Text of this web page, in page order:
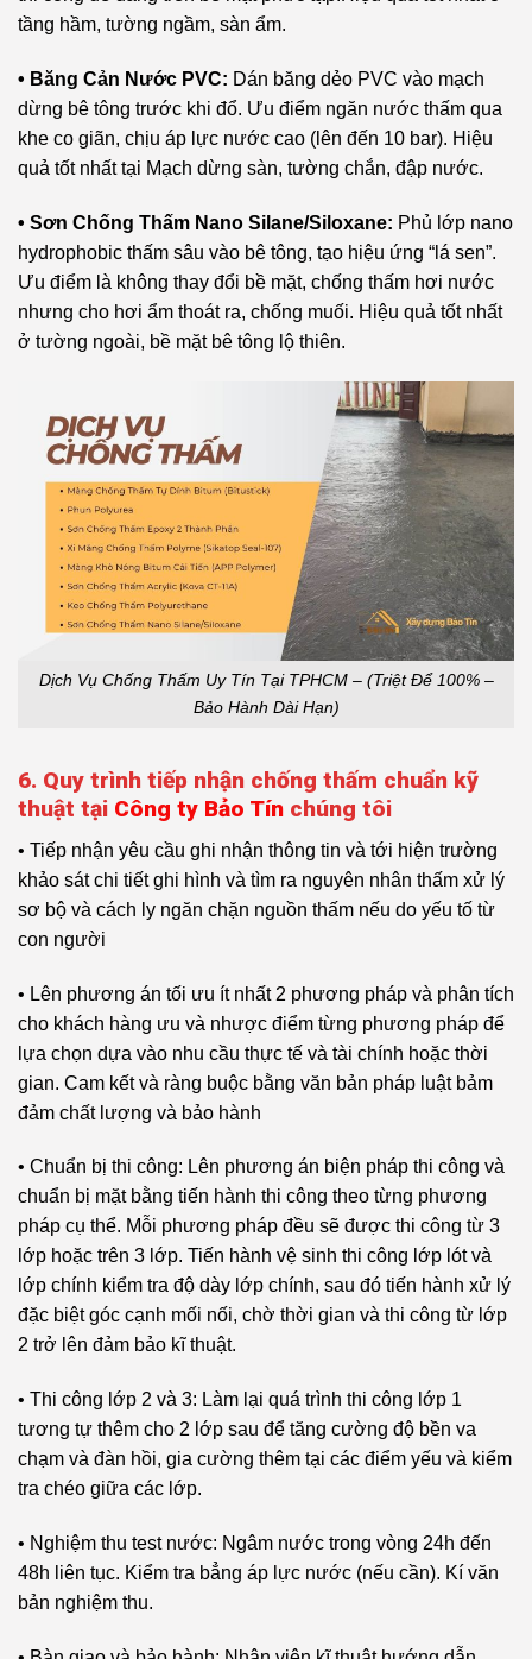
tầng hầm, tường ngầm, sàn ẩm.
• Băng Cản Nước PVC: Dán băng dẻo PVC vào mạch
dừng bê tông trước khi đổ. Ưu điểm ngăn nước thấm qua
khe co giãn, chịu áp lực nước cao (lên đến 10 bar). Hiệu
quả tốt nhất tại Mạch dừng sàn, tường chắn, đập nước.
• Sơn Chống Thấm Nano Silane/Siloxane: Phủ lớp nano
hydrophobic thấm sâu vào bê tông, tạo hiệu ứng “lá sen”.
Ưu điểm là không thay đổi bề mặt, chống thấm hơi nước
nhưng cho hơi ẩm thoát ra, chống muối. Hiệu quả tốt nhất
ở tường ngoài, bề mặt bê tông lộ thiên.
Dịch Vụ Chống Thấm Uy Tín Tại TPHCM – (Triệt Để 100% –
Bảo Hành Dài Hạn)
6. Quy trình tiếp nhận chống thấm chuẩn kỹ
thuật tại Công ty Bảo Tín chúng tôi
• Tiếp nhận yêu cầu ghi nhận thông tin và tới hiện trường
khảo sát chi tiết ghi hình và tìm ra nguyên nhân thấm xử lý
sơ bộ và cách ly ngăn chặn nguồn thấm nếu do yếu tố từ
con người
• Lên phương án tối ưu ít nhất 2 phương pháp và phân tích
cho khách hàng ưu và nhược điểm từng phương pháp để
lựa chọn dựa vào nhu cầu thực tế và tài chính hoặc thời
gian. Cam kết và ràng buộc bằng văn bản pháp luật bảm
đảm chất lượng và bảo hành
• Chuẩn bị thi công: Lên phương án biện pháp thi công và
chuẩn bị mặt bằng tiến hành thi công theo từng phương
pháp cụ thể. Mỗi phương pháp đều sẽ được thi công từ 3
lớp hoặc trên 3 lớp. Tiến hành vệ sinh thi công lớp lót và
lớp chính kiểm tra độ dày lớp chính, sau đó tiến hành xử lý
đặc biệt góc cạnh mối nối, chờ thời gian và thi công từ lớp
2 trở lên đảm bảo kĩ thuật.
• Thi công lớp 2 và 3: Làm lại quá trình thi công lớp 1
tương tự thêm cho 2 lớp sau để tăng cường độ bền va
chạm và đàn hồi, gia cường thêm tại các điểm yếu và kiểm
tra chéo giữa các lớp.
• Nghiệm thu test nước: Ngâm nước trong vòng 24h đến
48h liên tục. Kiểm tra bẳng áp lực nước (nếu cần). Kí văn
bản nghiệm thu.